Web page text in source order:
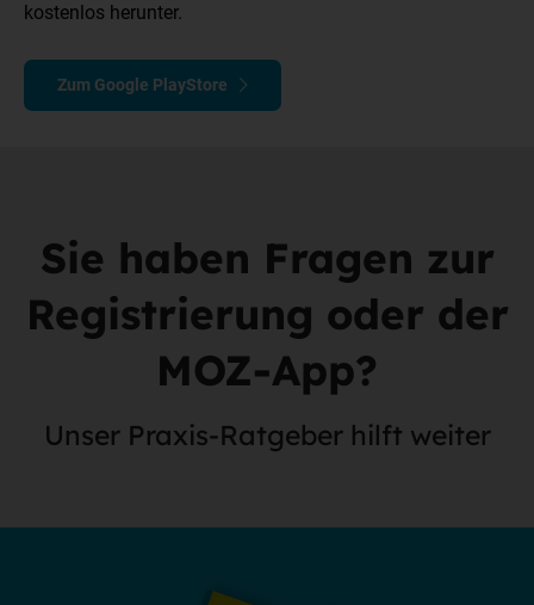
kostenlos herunter.
Zum Google PlayStore
Sie haben Fragen zur
Registrierung oder der
MOZ-App?
Unser Praxis-Ratgeber hilft weiter